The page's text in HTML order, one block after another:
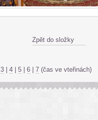
Zpět do složky
3 4 5 6 7 (čas ve vteřinách)